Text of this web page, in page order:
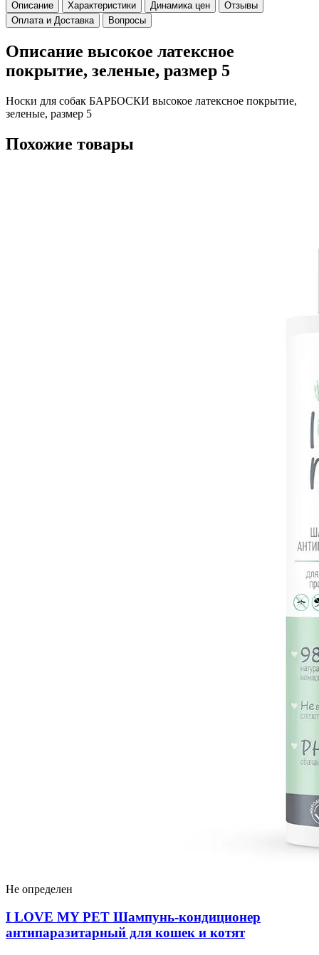
Описание Характеристики Динамика цен
Отзывы
Оплата и Доставка
Вопросы
Описание высокое латексное
покрытие, зеленые, размер 5
Носки для собак БАРБОСКИ высокое латексное покрытие,
зеленые, размер 5
Похожие товары
Не определен
I LOVЕ MY PET Шампунь-кондиционер
антипаразитарный для кошек и котят